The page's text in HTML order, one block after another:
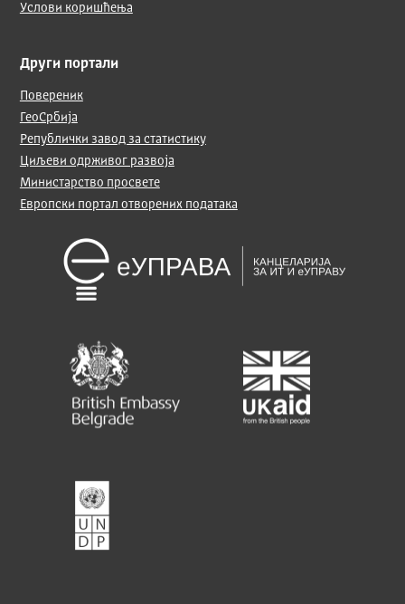
Услови коришћења
Други портали
Повереник
ГеоСрбија
Републички завод за статистику
Циљеви одрживог развоја
Министарство просвете
Европски портал отворених података